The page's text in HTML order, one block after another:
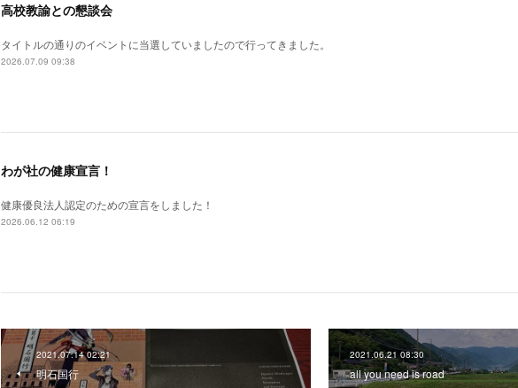
高校教諭との懇談会
タイトルの通りのイベントに当選していましたので行ってきました。
2026.07.09 09:38
わが社の健康宣言！
健康優良法人認定のための宣言をしました！
2026.06.12 06:19
2021.07.14 02:21
明石国行
2021.06.21 08:30
all you need is road